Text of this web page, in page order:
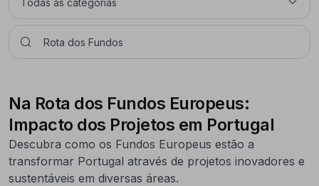
Na Rota dos Fundos Europeus:
Impacto dos Projetos em Portugal
Descubra como os Fundos Europeus estão a
transformar Portugal através de projetos inovadores e
sustentáveis em diversas áreas.